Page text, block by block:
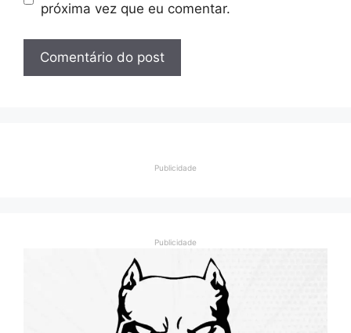
próxima vez que eu comentar.
Publicidade
Publicidade